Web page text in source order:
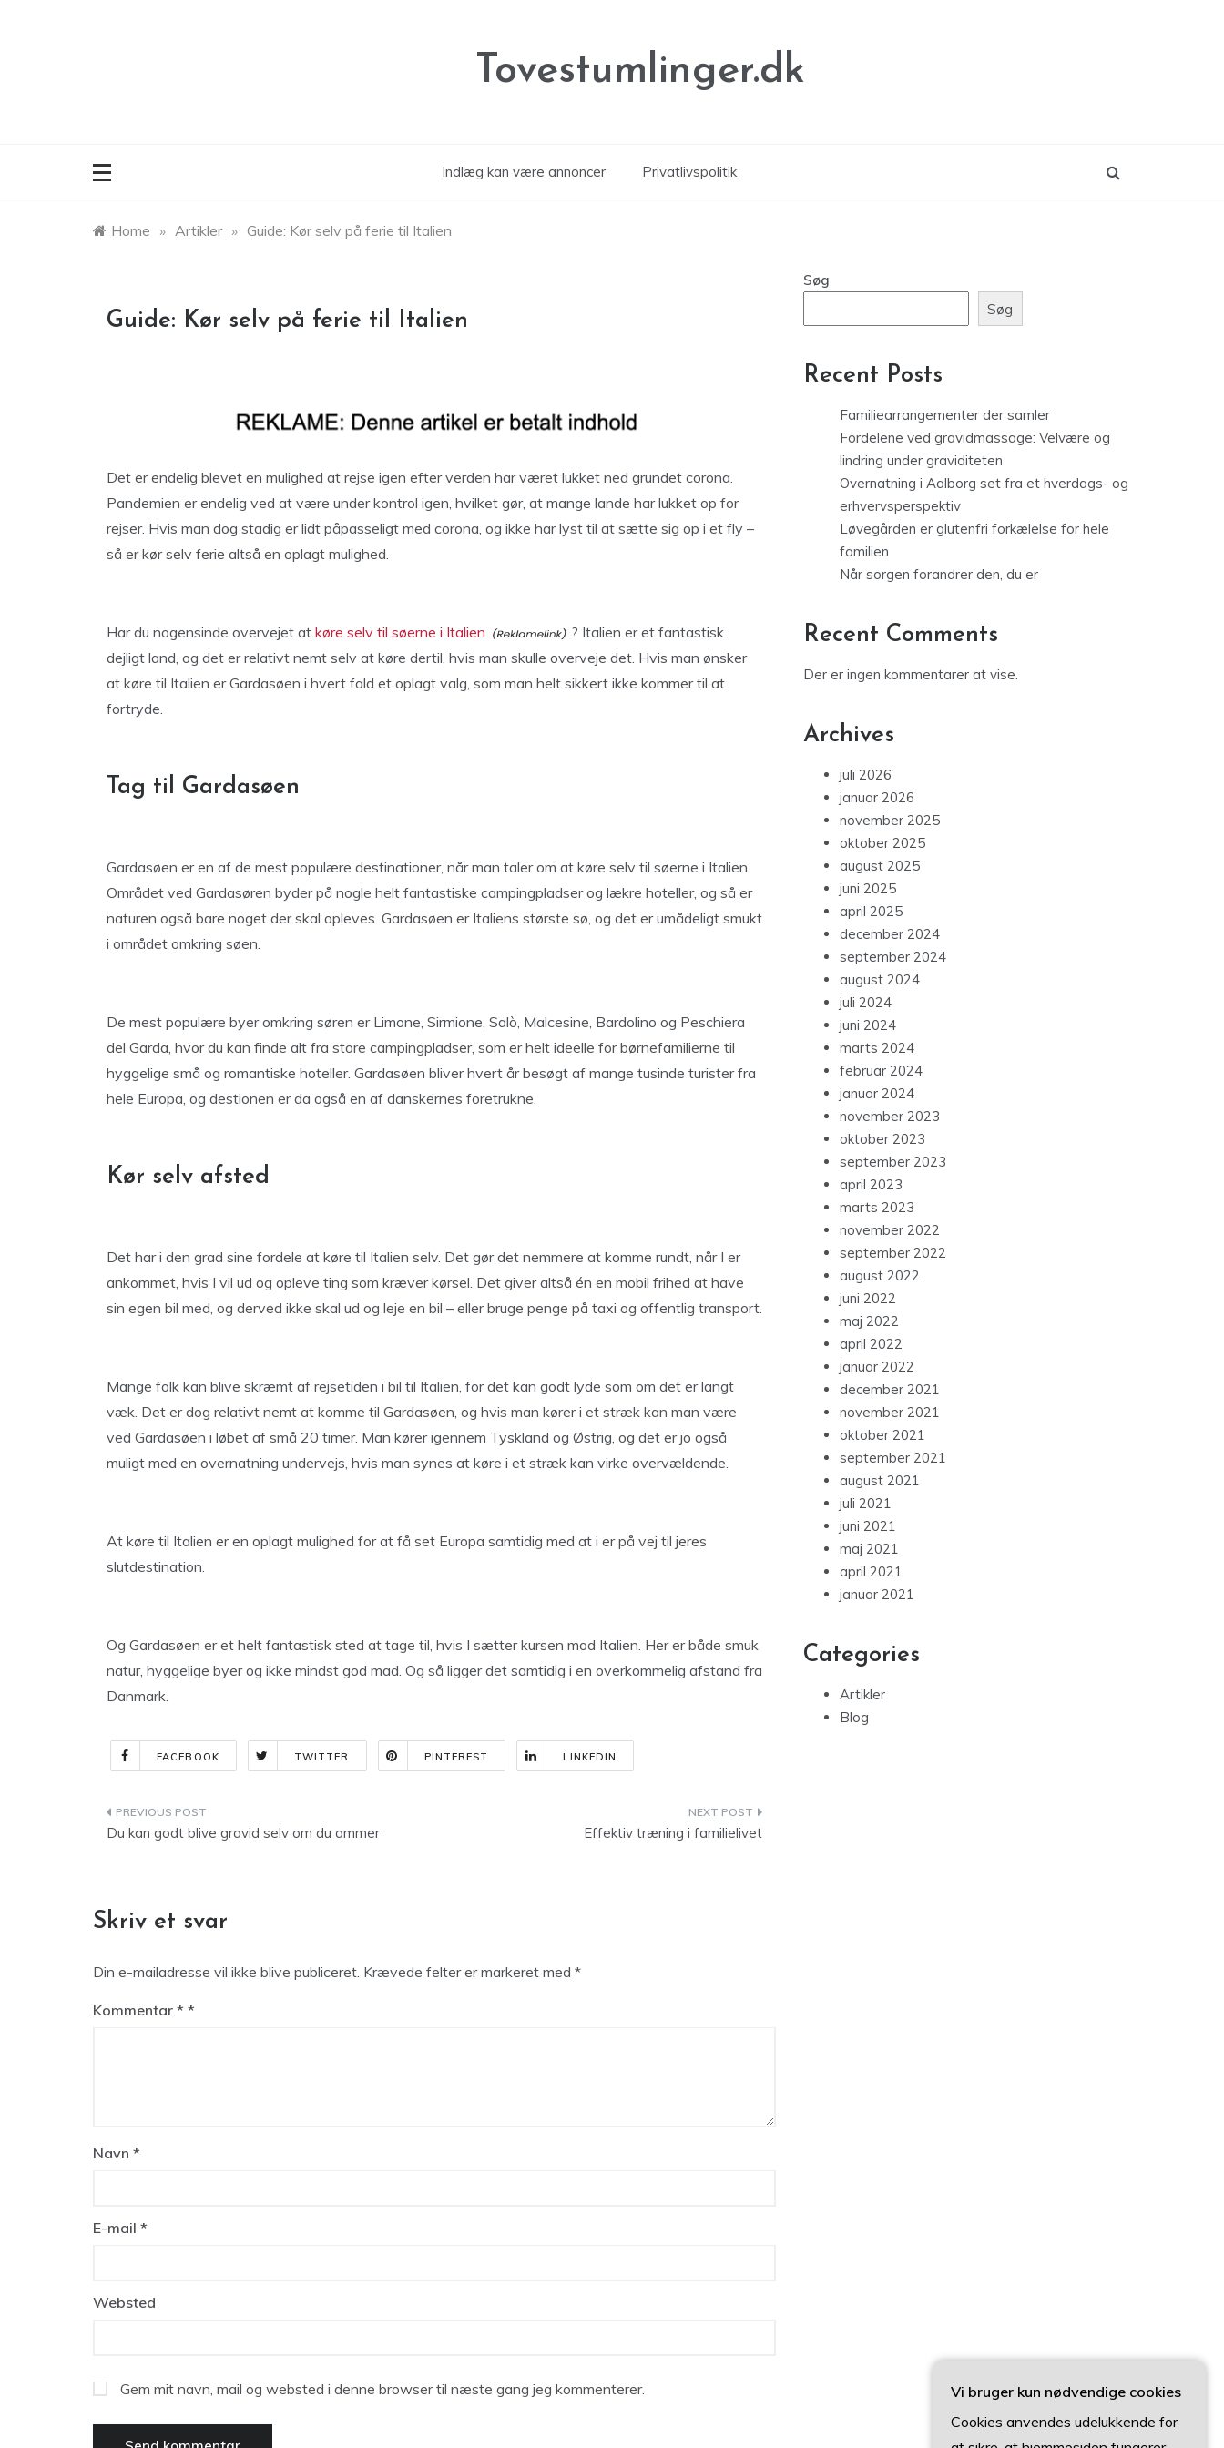
Tovestumlinger.dk
Indlæg kan være annoncer Privatlivspolitik
Home » Artikler » Guide: Kør selv på ferie til Italien
Guide: Kør selv på ferie til Italien
Det er endelig blevet en mulighed at rejse igen efter verden har været lukket ned grundet corona.
Pandemien er endelig ved at være under kontrol igen, hvilket gør, at mange lande har lukket op for
rejser. Hvis man dog stadig er lidt påpasseligt med corona, og ikke har lyst til at sætte sig op i et fly –
så er kør selv ferie altså en oplagt mulighed.
Har du nogensinde overvejet at køre selv til søerne i Italien
? Italien er et fantastisk
dejligt land, og det er relativt nemt selv at køre dertil, hvis man skulle overveje det. Hvis man ønsker
at køre til Italien er Gardasøen i hvert fald et oplagt valg, som man helt sikkert ikke kommer til at
fortryde.
Tag til Gardasøen
Gardasøen er en af de mest populære destinationer, når man taler om at køre selv til søerne i Italien.
Området ved Gardasøren byder på nogle helt fantastiske campingpladser og lækre hoteller, og så er
naturen også bare noget der skal opleves. Gardasøen er Italiens største sø, og det er umådeligt smukt
i området omkring søen.
De mest populære byer omkring søren er Limone, Sirmione, Salò, Malcesine, Bardolino og Peschiera
del Garda, hvor du kan finde alt fra store campingpladser, som er helt ideelle for børnefamilierne til
hyggelige små og romantiske hoteller. Gardasøen bliver hvert år besøgt af mange tusinde turister fra
hele Europa, og destionen er da også en af danskernes foretrukne.
Kør selv afsted
Det har i den grad sine fordele at køre til Italien selv. Det gør det nemmere at komme rundt, når I er
ankommet, hvis I vil ud og opleve ting som kræver kørsel. Det giver altså én en mobil frihed at have
sin egen bil med, og derved ikke skal ud og leje en bil – eller bruge penge på taxi og offentlig transport.
Mange folk kan blive skræmt af rejsetiden i bil til Italien, for det kan godt lyde som om det er langt
væk. Det er dog relativt nemt at komme til Gardasøen, og hvis man kører i et stræk kan man være
ved Gardasøen i løbet af små 20 timer. Man kører igennem Tyskland og Østrig, og det er jo også
muligt med en overnatning undervejs, hvis man synes at køre i et stræk kan virke overvældende.
At køre til Italien er en oplagt mulighed for at få set Europa samtidig med at i er på vej til jeres
slutdestination.
Og Gardasøen er et helt fantastisk sted at tage til, hvis I sætter kursen mod Italien. Her er både smuk
natur, hyggelige byer og ikke mindst god mad. Og så ligger det samtidig i en overkommelig afstand fra
Danmark.
FACEBOOK TWITTER PINTEREST LINKEDIN
Indlægsnavigation
Du kan godt blive gravid selv om du ammer Effektiv træning i familielivet
Skriv et svar
Din e-mailadresse vil ikke blive publiceret. Krævede felter er markeret med *
Kommentar *
Navn *
E-mail *
Websted
Gem mit navn, mail og websted i denne browser til næste gang jeg kommenterer.
Søg
Søg
Recent Posts
Familiearrangementer der samler
Fordelene ved gravidmassage: Velvære og
lindring under graviditeten
Overnatning i Aalborg set fra et hverdags- og
erhvervsperspektiv
Løvegården er glutenfri forkælelse for hele
familien
Når sorgen forandrer den, du er
Recent Comments
Der er ingen kommentarer at vise.
Archives
juli 2026
januar 2026
november 2025
oktober 2025
august 2025
juni 2025
april 2025
december 2024
september 2024
august 2024
juli 2024
juni 2024
marts 2024
februar 2024
januar 2024
november 2023
oktober 2023
september 2023
april 2023
marts 2023
november 2022
september 2022
august 2022
juni 2022
maj 2022
april 2022
januar 2022
december 2021
november 2021
oktober 2021
september 2021
august 2021
juli 2021
juni 2021
maj 2021
april 2021
januar 2021
Categories
Artikler
Blog
Vi bruger kun nødvendige cookies
Cookies anvendes udelukkende for